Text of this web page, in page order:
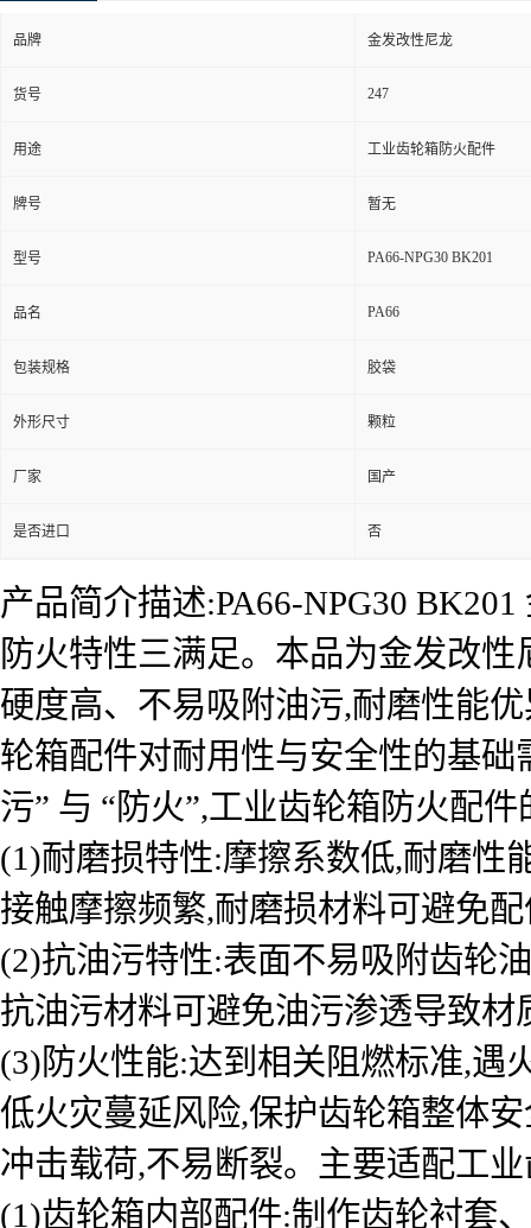
品牌 金发改性尼龙
货号 247
用途 工业齿轮箱防火配件
牌号 暂无
型号 PA66-NPG30 BK201
品名 PA66
包装规格 胶袋
外形尺寸 颗粒
厂家 国产
是否进口 否
产品简介描述:PA66-NPG30
防火特性三满足。本品为金发改性
硬度高、不易吸附油污,耐磨性能
轮箱配件对耐用性与安全性的基础
污” 与 “防火”,工业齿轮箱防火配
(1)耐磨损特性:摩擦系数低,耐磨性
接触摩擦频繁,耐磨损材料可避免
(2)抗油污特性:表面不易吸附齿轮
抗油污材料可避免油污渗透导致
(3)防火性能:达到相关阻燃标准,遇
低火灾蔓延风险,保护齿轮箱整体
冲击载荷,不易断裂。主要适配工
(1)齿轮箱内部配件:制作齿轮衬套